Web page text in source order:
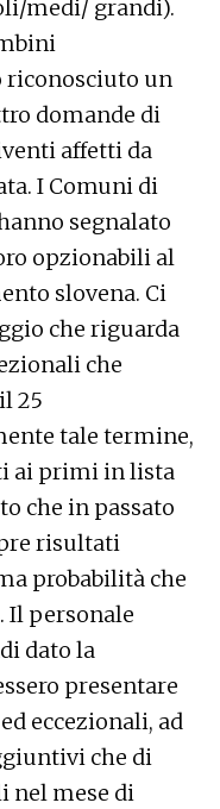
medi/ grandi).
riconosciuto un
domande di
affetti da
I Comuni di
segnalato
opzionabili al
slovena. Ci
che riguarda
che
25
tale termine,
ai primi in lista
che in passato
risultati
probabilità che
Il personale
dato la
presentare
eccezionali, ad
che di
nel mese di